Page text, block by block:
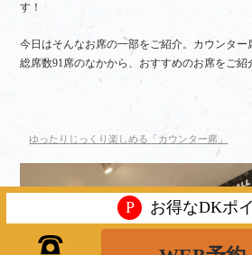
す！
今日はそんなお席の一部をご紹介。カウンタ
総席数91席のなかから、おすすめのお席をご紹
ゆったりじっくり楽しめる「カウンター席」
P お得なDKポ